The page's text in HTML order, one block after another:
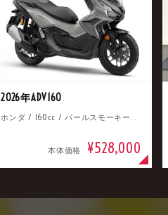
2026年ADV160
ホンダ / 160cc / パールスモーキーグレー
本体価格 ¥528,000